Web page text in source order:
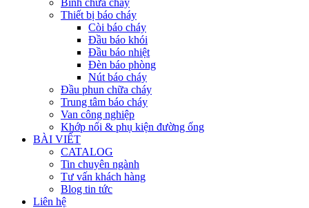
Bình chữa cháy
Thiết bị báo cháy
Còi báo cháy
Đầu báo khói
Đầu báo nhiệt
Đèn báo phòng
Nút báo cháy
Đầu phun chữa cháy
Trung tâm báo cháy
Van công nghiệp
Khớp nối & phụ kiện đường ống
BÀI VIẾT
CATALOG
Tin chuyên ngành
Tư vấn khách hàng
Blog tin tức
Liên hệ